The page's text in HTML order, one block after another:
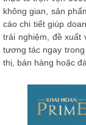
không gian, sản
cáo chi tiết giúp
trải nghiệm, đề xuất
tương tác ngay
thị, bán hàng hoặc